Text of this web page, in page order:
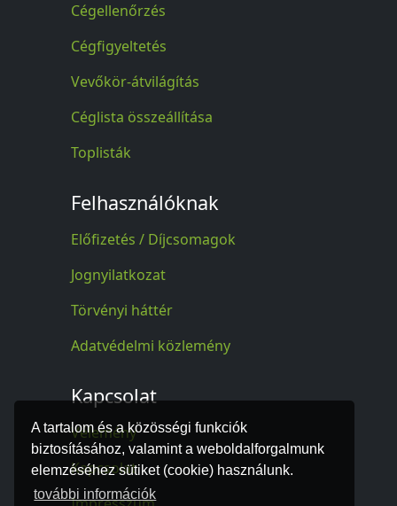
A tartalom és a közösségi funkciók
biztosításához, valamint a weboldalforgalmunk
elemzéséhez sütiket (cookie) használunk.
további információk
Cégellenőrzés
Cégfigyeltetés
Vevőkör-átvilágítás
Céglista összeállítása
Toplisták
Felhasználóknak
Előfizetés / Díjcsomagok
Jognyilatkozat
Törvényi háttér
Adatvédelmi közlemény
Kapcsolat
Vélemény
Kapcsolat